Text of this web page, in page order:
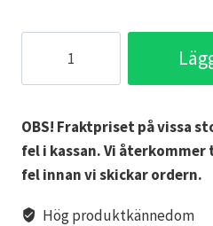
Techtronic
mängd
OBS! Fraktpriset på vissa
fel i kassan. Vi
fel innan vi skickar ordern.
Hög produktkännedom